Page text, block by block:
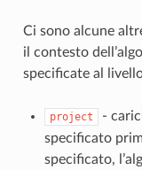
Ci sono alcune
il contesto
specificate al
project
-
specificato
specificato,